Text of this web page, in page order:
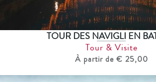
TOUR DES NAVIGLI EN
Tour & Visite
À partir de € 25,00